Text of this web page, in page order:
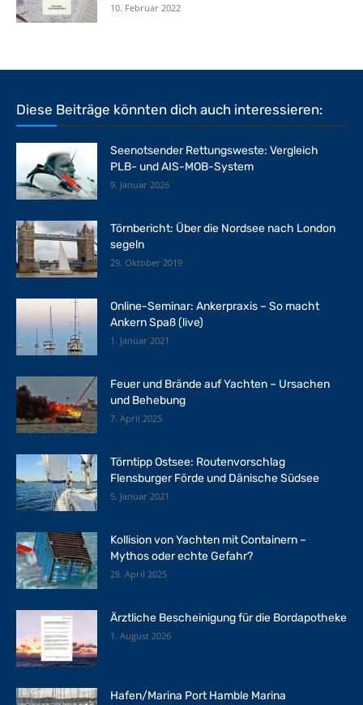
10. Februar 2022
Diese Beiträge könnten dich auch interessieren:
Seenotsender Rettungsweste: Vergleich
PLB- und AIS-MOB-System
9. Januar 2026
Törnbericht: Über die Nordsee nach London
segeln
29. Oktober 2019
Online-Seminar: Ankerpraxis – So macht
Ankern Spaß (live)
1. Januar 2021
Feuer und Brände auf Yachten – Ursachen
und Behebung
7. April 2025
Törntipp Ostsee: Routenvorschlag
Flensburger Förde und Dänische Südsee
5. Januar 2021
Kollision von Yachten mit Containern –
Mythos oder echte Gefahr?
28. April 2025
Ärztliche Bescheinigung für die Bordapotheke
1. August 2026
Hafen/Marina Port Hamble Marina